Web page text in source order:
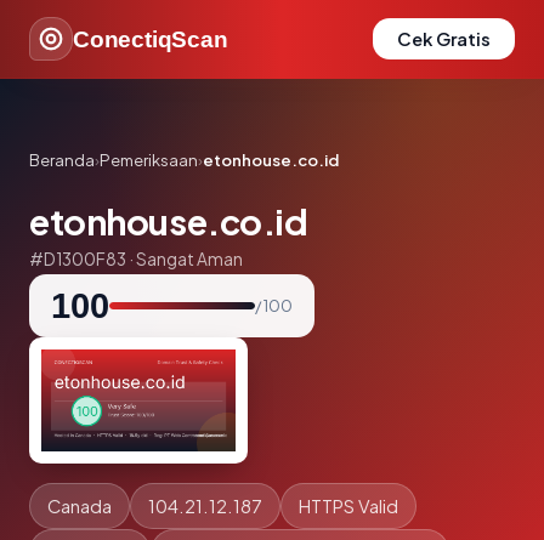
ConectiqScan Cek Gratis
Beranda›Pemeriksaan›etonhouse.co.id
etonhouse.co.id
#D1300F83 · Sangat Aman
100 / 100
Canada 104.21.12.187 HTTPS Valid